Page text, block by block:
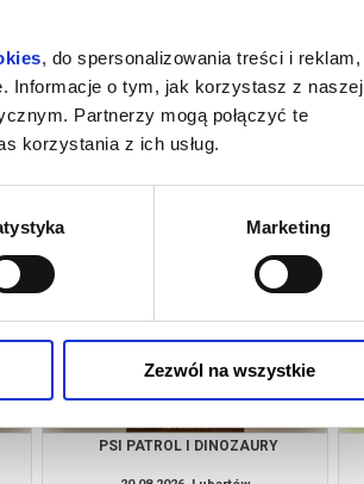
, do spersonalizowania treści i reklam,
Informacje o tym, jak korzystasz z naszej
Partnerzy mogą połączyć te
korzystania z ich usług.
Marketing
Zezwól na wszystkie
PSI PATROL I DINOZAURY
kup bilet
PSI PATROL I DINOZAURY